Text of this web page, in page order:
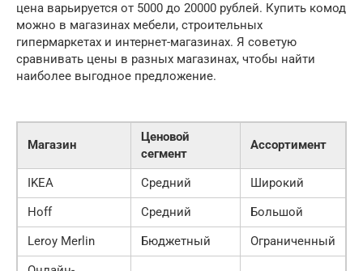
цена варьируется от 5000 до 20000 рублей. Купить комод
можно в магазинах мебели, строительных
гипермаркетах и интернет-магазинах. Я советую
сравнивать цены в разных магазинах, чтобы найти
наиболее выгодное предложение.
Магазин
Ценовой
сегмент
Ассортимент
IKEA Средний
Широкий
Hoff
Средний
Большой
Leroy Merlin
Бюджетный
Ограниченный